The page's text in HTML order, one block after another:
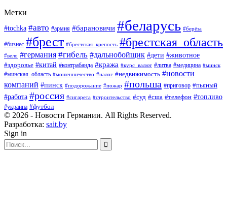
Метки
#tochka #авто #армия #барановичи #беларусь #берёза
#бизнес #брест #брестская_крепость #брестская_область
#вело #германия #гибель #дальнобойщик #дети #животное
#здоровье #китай #контрабанда #кража #курс_валют #литва #медицина #минск
#минская_область #мошенничество #налог #недвижимость #новости
компаний #пинск #подорожание #пожар #польша #приговор #пьяный
#работа #россия #сигарета #строительство #суд #сша #телефон #топливо
#украина #футбол
© 2026 - Новости Германии. All Rights Reserved.
Разработка: sait.by
Sign in